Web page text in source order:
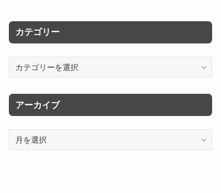
カテゴリー
リ
ー
アーカイブ